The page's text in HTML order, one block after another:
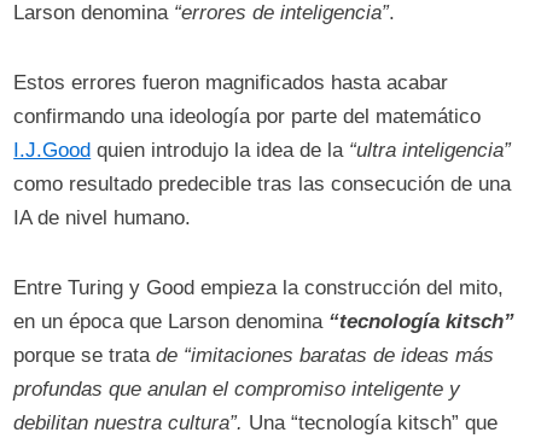
Larson denomina “errores de inteligencia”.
Estos errores fueron magnificados hasta acabar
confirmando una ideología por parte del matemático
I.J.Good quien introdujo la idea de la “ultra inteligencia”
como resultado predecible tras las consecución de una
IA de nivel humano.
Entre Turing y Good empieza la construcción del mito,
en un época que Larson denomina “tecnología kitsch”
porque se tratade “imitaciones baratas de ideas más
profundas que anulan el compromiso inteligente y
debilitan nuestra cultura”. Una “tecnología kitsch” que